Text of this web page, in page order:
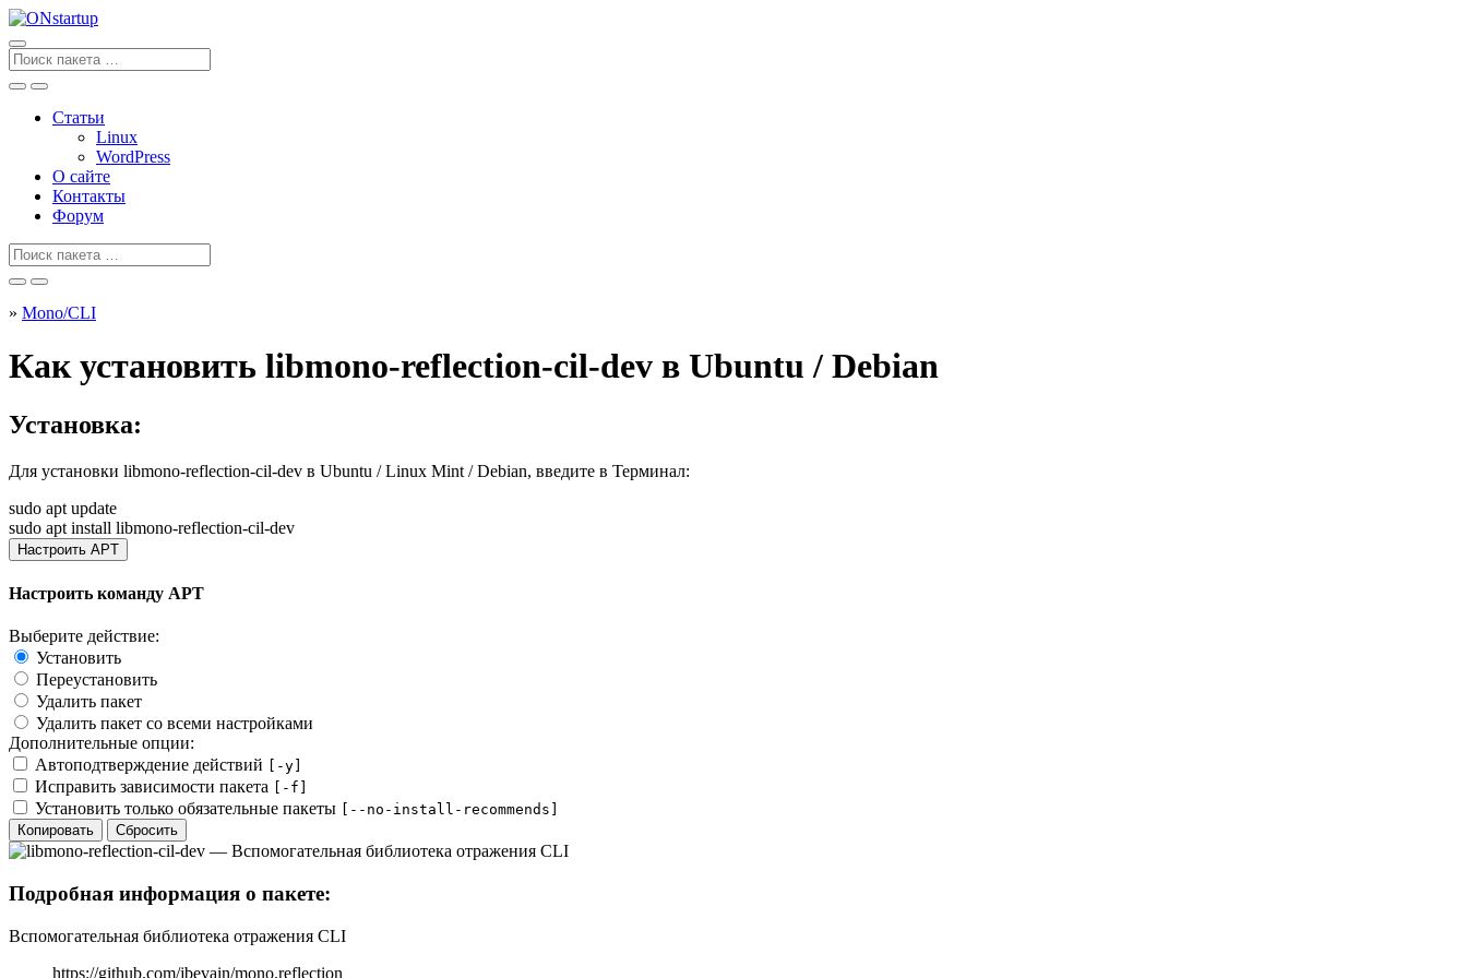
Перейти
к
содержанию
Поиск
для
Статьи
Linux
WordPress
О сайте
Контакты
Форум
Поиск
» Mono/CLI
Как установить libmono-reflection-cil-dev в Ubuntu / Debian
Установка:
Для установки libmono-reflection-cil-dev в Ubuntu / Linux Mint / Debian, введите в Терминал:
sudo apt update
sudo apt install libmono-reflection-cil-dev
Настроить APT
Настроить команду APT
Выберите действие:
Установить
Переустановить
Удалить пакет
Удалить пакет со всеми настройками
Дополнительные опции:
Автоподтверждение действий
[-y]
Исправить зависимости пакета [-f]
Установить только обязательные пакеты
[--no-install-recommends]
Копировать
Сбросить
Подробная информация о пакете:
Вспомогательная библиотека отражения CLI
https://github.com/jbevain/mono.reflection